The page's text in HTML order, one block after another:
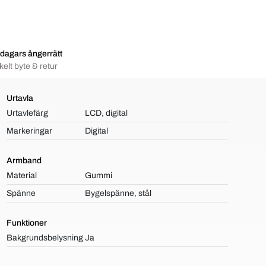
ångerrätt
byte & retur
Urtavla
Urtavlefärg
LCD, digital
Markeringar
Digital
Armband
Material
Gummi
Spänne
Bygelspänne, stål
Funktioner
Bakgrundsbelysning Ja